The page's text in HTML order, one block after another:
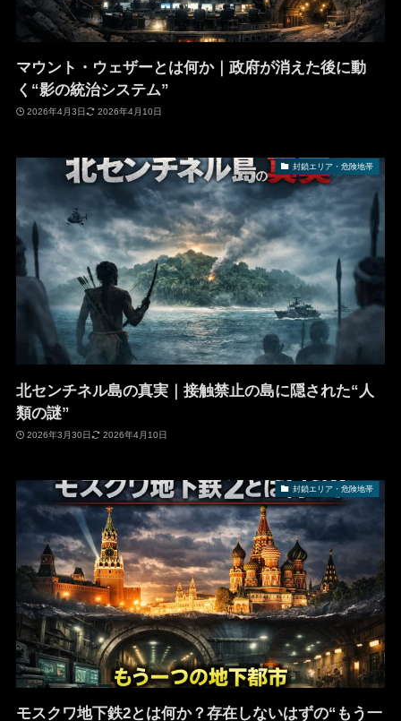
マウント・ウェザーとは何か｜政府が消えた後に動
く“影の統治システム”
2026年4月3日 2026年4月10日
封鎖エリア・危険地帯
北センチネル島の真実｜接触禁止の島に隠された“人
類の謎”
2026年3月30日 2026年4月10日
封鎖エリア・危険地帯
モスクワ地下鉄2とは何か？存在しないはずの“もう一